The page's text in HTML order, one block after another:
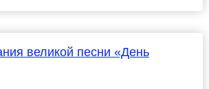
великой песни «День